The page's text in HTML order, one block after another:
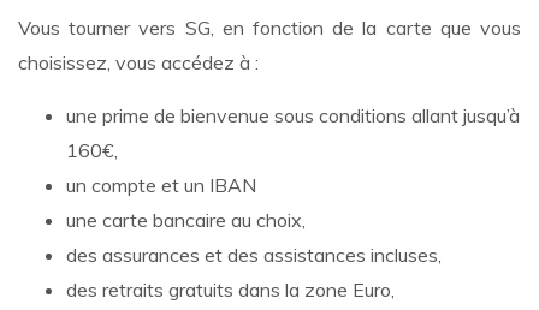
Vous tourner vers SG, en fonction de la carte que vous
choisissez, vous accédez à :
une prime de bienvenue sous conditions allant jusqu’à
160€,
un compte et un IBAN
une carte bancaire au choix,
des assurances et des assistances incluses,
des retraits gratuits dans la zone Euro,